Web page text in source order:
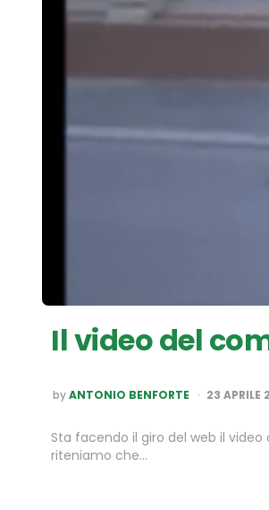
Il video del
POSTED
BY
byANTONIO BENFORTE 23 APRILE
Sta facendo il giro del web il
riteniamo che…